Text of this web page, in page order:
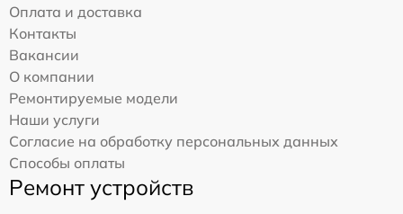
Оплата и доставка
Контакты
Вакансии
О компании
Ремонтируемые модели
Наши услуги
Согласие на обработку персональных данных
Способы оплаты
Ремонт устройств